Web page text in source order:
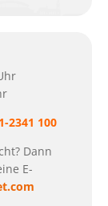
2341 100
Dann
E-